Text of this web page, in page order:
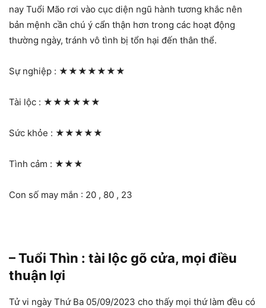
nay Tuổi Mão rơi vào cục diện ngũ hành tương khắc nên
bản mệnh cần chú ý cẩn thận hơn trong các hoạt động
thường ngày, tránh vô tình bị tổn hại đến thân thể.
Sự nghiệp : ★★★★★★★
Tài lộc : ★★★★★★
Sức khỏe : ★★★★★
Tình cảm : ★★★
Con số may mắn : 20 , 80 , 23
– Tuổi Thìn : tài lộc gõ cửa, mọi điều
thuận lợi
Tử vi ngày Thứ Ba 05/09/2023 cho thấy mọi thứ làm đều có